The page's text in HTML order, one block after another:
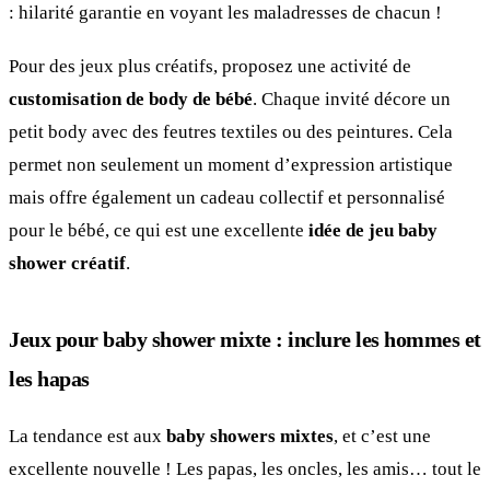
: hilarité garantie en voyant les maladresses de chacun !
Pour des jeux plus créatifs, proposez une activité de
customisation de body de bébé. Chaque invité décore un
petit body avec des feutres textiles ou des peintures. Cela
permet non seulement un moment d’expression artistique
mais offre également un cadeau collectif et personnalisé
pour le bébé, ce qui est une excellente idée de jeu baby
shower créatif.
Jeux pour baby shower mixte : inclure les hommes et
les hapas
La tendance est aux baby showers mixtes, et c’est une
excellente nouvelle ! Les papas, les oncles, les amis… tout le